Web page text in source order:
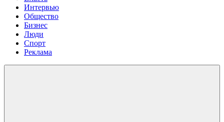
Интервью
Общество
Бизнес
Люди
Спорт
Реклама